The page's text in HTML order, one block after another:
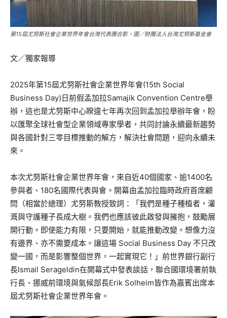
第15屆尤努斯社會企業世界年會台灣代表團合影。圖／財團法人台灣尤努斯基金會
文／獨家報導
2025年第15屆尤努斯社會企業世界年會(15th Social
Business Day)日前假孟加拉Samajik Convention Centre舉
辦，這也是尤努斯中心睽違七年再次回到孟加拉舉辦年會，盼
以匯聚全球社會型企業領域專家學者，共同討論永續最新趨勢
與各國針對三零目標推動的解方，解決社會問題，迎向永續未
來。
本次尤努斯社會企業世界年會，來自近40個國家、逾1400名
參與者、180名國際代表與會。開幕由孟加拉臨時政府首席顧
問（相當於總理）尤努斯教授致詞：「我們是種子種植者，灌
溉與守護種子長成大樹。我們也應該彼此啟發與擁抱，鼓勵展
開行動。即使能力有限，只要開始，就能推動改變。想像力沒
有邊界、亦不需要成本。讓這場 Social Business Day 不只改
變一國，而是影響整個世界，一起實現它！」前世界銀行副行
長Ismail Serageldin在開幕式中發表談話，聯合國環境署前執
行長、挪威前環境與氣候部長Erik Solheim皆作為嘉賓出席本
屆尤努斯社會企業世界年會。